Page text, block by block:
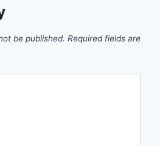
be published. Required fields are